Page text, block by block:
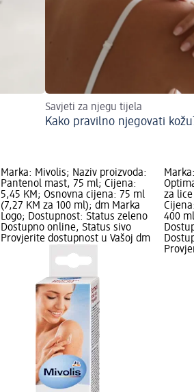
Savjeti za njegu tijela
Kako pravilno njegovati
Marka: Mivolis; Naziv proizvoda:
Pantenol mast, 75 ml; Cijena:
5,45 KM; Osnovna cijena: 75 ml
(7,27 KM za 100 ml); dm Marka
Logo; Dostupnost: Status zeleno
Dostupno online, Status sivo
Provjerite dostupnost u Vašoj dm
za
400